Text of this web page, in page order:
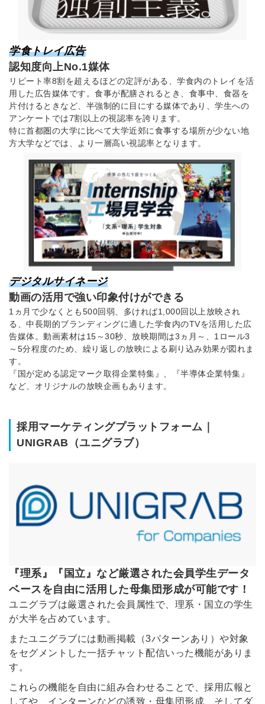
学食トレイ広告
認知度向上No.1媒体
リピート率8割を超えるほどの定評がある、学食内のトレイを活
用した広告媒体です。食事が配膳されるとき、食事中、食器を
片付けるときなど、半強制的に目にする媒体であり、学生への
アンケートでは7割以上の視認率を誇ります。
特に首都圏の大学に比べて大学近郊に食事する場所が少ない地
方大学などでは、より一層高い視認率となります。
デジタルサイネージ
動画の活用で強い印象付けができる
1ヵ月で少なくとも500回弱、多ければ1,000回以上放映され
る、中長期的ブランディングに適した学食内のTVを活用した広
告媒体。動画素材は15～30秒、放映期間は3ヵ月～、1ロール3
～5分程度のため、繰り返しの放映による刷り込み効果が図れま
す。
『国が定める認定マーク取得企業特集』、『半導体企業特集』
など、オリジナルの放映企画もあります。
採用マーケティングプラットフォーム｜
UNIGRAB（ユニグラブ）
『理系』『国立』など厳選された会員学生データ
ベースを自由に活用した母集団形成が可能です！
ユニグラブは厳選された会員属性で、理系・国立の学生
が大半を占めています。
またユニグラブには動画掲載（3パターンあり）や対象
をセグメントした一括チャット配信いった機能がありま
す。
これらの機能を自由に組み合わせることで、採用広報と
してや、インターンなどの誘致・母集団形成、そしてダ